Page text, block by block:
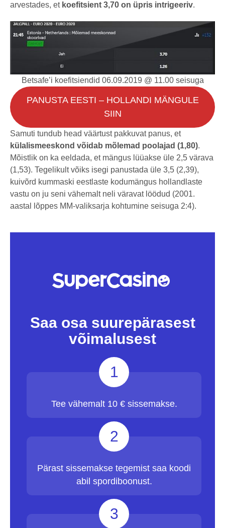
arvestades, et koefitsient 3,70 on üpris intrigeeriv.
Betsafe’i koefitsiendid 06.09.2019 @ 11.00 seisuga
PANUSTA EESTI – HOLLANDI MÄNGULE
SIIN
Samuti tundub head väärtust pakkuvat panus, et
külalismeeskond võidab mõlemad poolajad (1,80).
Mõistlik on ka eeldada, et mängus lüüakse üle 2,5 värava
(1,53). Tegelikult võiks isegi panustada üle 3,5 (2,39),
kuivõrd kummaski eestlaste kodumängus hollandlaste
vastu on ju seni vähemalt neli väravat löödud (2001.
aastal lõppes MM-valiksarja kohtumine seisuga 2:4).
Saa osa suurepärasest
võimalusest
1
Tee vähemalt 10 € sissemakse.
2
Pärast sissemakse tegemist saa koodi
abil spordiboonust.
3